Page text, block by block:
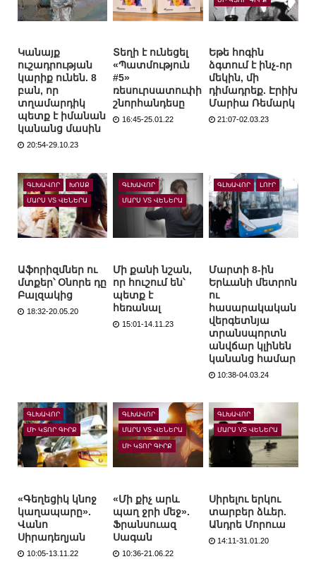
Կանայք
ուշադրության
կարիք ունեն. 8
բան, որ
տղամարդիկ
պետք է իմանան
կանանց մասին
20:54-29.10.23
Տեղի է ունեցել
«Պատմություն
#5»
ռեսուրսատուփի
շնորհանդեսը
16:45-25.01.22
Եթե հոգին
ձգտում է ինչ-որ
մեկին, մի
դիմադրեք. Էրիխ
Մարիա Ռեմարկ
21:07-02.03.23
ԳԼԽԱՎՈՐ ԽՈՍՔ
ՄԱՐՍ VS ՎԵՆԵՐԱ
Աֆորիզմներ ու
մտքեր՝ Օնորե դը
Բալզակից
18:32-20.05.20
ԳԼԽԱՎՈՐ
ՄԱՐՍ VS ՎԵՆԵՐԱ
Մի քանի նշան,
որ հուշում են՝
պետք է
հեռանալ
15:01-14.11.23
ԳԼԽԱՎՈՐ ԼՈՒՐ
Մարտի 8-ին
Երևանի մետրոն
ու
հասարակական
վերգետնյա
տրանսպորտն
անվճար կլինեն
կանանց համար
10:38-04.03.24
ԳԼԽԱՎՈՐ
ՄԻ ԿՏՈՐ ԳԻՐՔ
«Գեղեցիկ կնոջ
կաղապարը».
Վանո
Սիրադեղյան
10:05-13.11.22
ԳԼԽԱՎՈՐ
ՄԱՐՍ VS ՎԵՆԵՐԱ
ՄԻ ԿՏՈՐ ԳԻՐՔ
«Մի քիչ արև
պաղ ջրի մեջ».
Ֆրանսուազ
Սագան
10:36-21.06.22
ԳԼԽԱՎՈՐ
ՄԱՐՍ VS ՎԵՆԵՐԱ
Սիրելու երկու
տարբեր ձևեր.
Անդրե Մորուա
14:11-31.01.20